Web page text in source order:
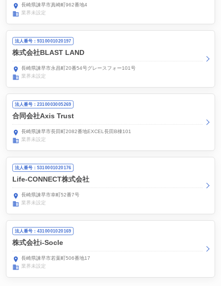
長崎県諫早市真崎町962番地4
業界未設定
法人番号：9310001020197
株式会社BLAST LAND
長崎県諫早市永昌町20番54号グレースフォー101号
業界未設定
法人番号：2310003005269
合同会社Axis Trust
長崎県諫早市長田町2082番地EXCEL長田B棟101
業界未設定
法人番号：5310001020176
Life-CONNECT株式会社
長崎県諫早市幸町52番7号
業界未設定
法人番号：4310001020169
株式会社i-Socle
長崎県諫早市若葉町506番地17
業界未設定